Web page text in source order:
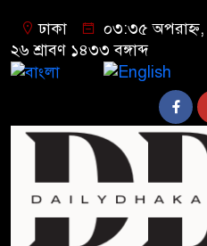
ঢাকা
০৩:৩৫
২৬ শ্রাবণ ১৪৩৩ বঙ্গাব্দ